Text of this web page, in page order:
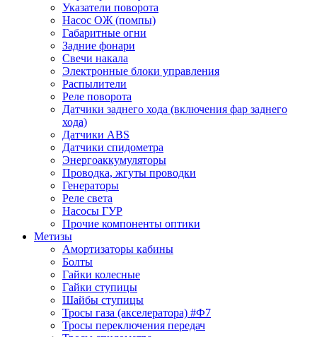
Указатели поворота
Насос ОЖ (помпы)
Габаритные огни
Задние фонари
Свечи накала
Электронные блоки управления
Распылители
Реле поворота
Датчики заднего хода (включения фар заднего
хода)
Датчики ABS
Датчики спидометра
Энергоаккумуляторы
Проводка, жгуты проводки
Генераторы
Реле света
Насосы ГУР
Прочие компоненты оптики
Метизы
Амортизаторы кабины
Болты
Гайки колесные
Гайки ступицы
Шайбы ступицы
Тросы газа (акселератора) #Ф7
Тросы переключения передач